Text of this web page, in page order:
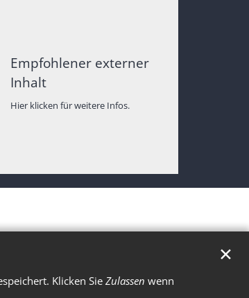
Klicken Sie Zulassen wenn
✕
Empfohlener externer
Inhalt
Hier klicken für weitere Infos.